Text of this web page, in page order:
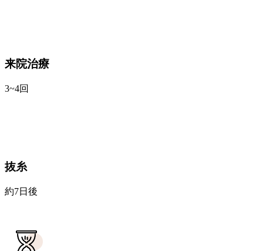
来院治療
3~4回
抜糸
約7日後